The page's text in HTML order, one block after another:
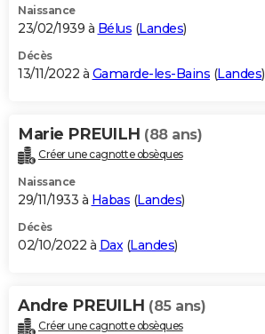
Naissance
23/02/1939 à Bélus (Landes)
Décès
13/11/2022 à Gamarde-les-Bains (Landes)
Marie PREUILH (88 ans)
Créer une cagnotte obsèques
Naissance
29/11/1933 à Habas (Landes)
Décès
02/10/2022 à Dax(Landes)
Andre PREUILH (85 ans)
Créer une cagnotte obsèques